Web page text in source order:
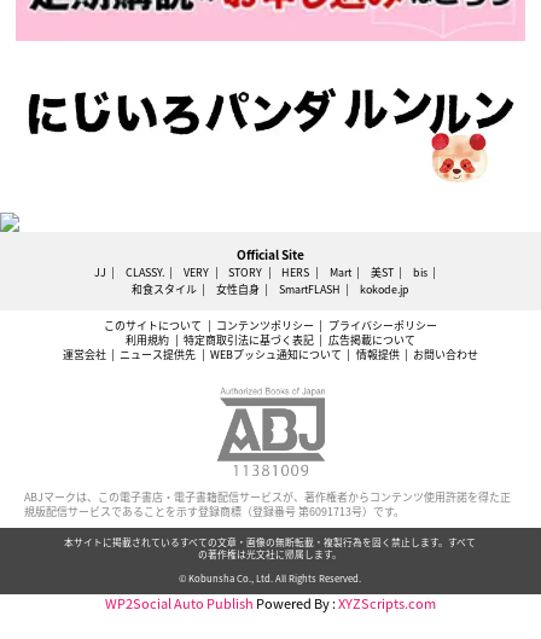
Official Site
JJ CLASSY. VERY STORY HERS Mart 美ST
bis
和食スタイル
女性自身 SmartFLASH kokode.jp
このサイトについて コンテンツポリシー
プライバシーポリシー
利用規約
特定商取引法に基づく表記
広告掲載について
運営会社
ニュース提供先 WEBプッシュ通知について 情報提供 お問い合わせ
ABJマークは、この電子書店・電子書籍配信サービスが、著作権者からコンテンツ使用許諾を得た正
規版配信サービスであることを示す登録商標（登録番号 第6091713号）です。
本サイトに掲載されているすべての文章・画像の無断転載・複製行為を固く禁止します。すべて
の著作権は光文社に帰属します。
© Kobunsha Co., Ltd. All Rights Reserved.
WP2Social Auto Publish Powered By :XYZScripts.com